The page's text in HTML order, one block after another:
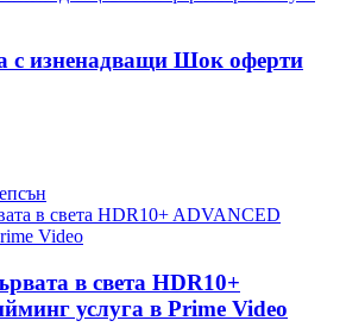
с изненадващи Шок оферти
в света HDR10+
услуга в Prime Video